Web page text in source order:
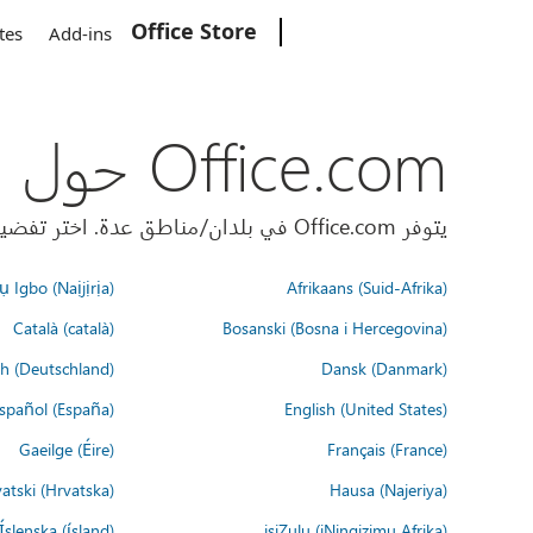
Office Store
Add-ins
Office.com حول العالم
يتوفر Office.com في بلدان/مناطق عدة. اختر تفضيلات اللغة أدناه.
Afrikaans (Suid-Afrika)
Igbo (Naịjịrịa)
Bosanski (Bosna i Hercegovina)
Català (català)
Dansk (Danmark)
(Deutschland)
English (United States)
(España)
Français (France)
Gaeilge (Éire)
Hausa (Najeriya)
(Hrvatska)